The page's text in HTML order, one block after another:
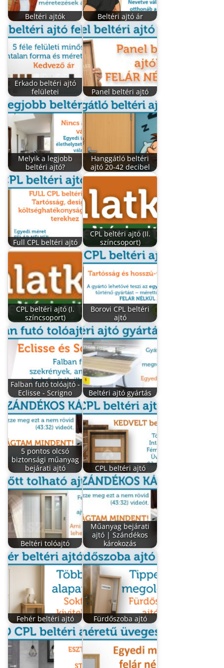
Beltéri ajtók Beltéri ajtó ár
Erkado beltéri ajtó
felületei
Panel beltéri ajtó
Melyik a legjobb
beltéri ajtó?
Hanggátló beltéri
ajtó 20-42 decibel
Full CPL beltéri ajtó
CPL beltéri ajtó (II.
színcsoport)
CPL beltéri ajtó (I.
színcsoport)
Borovi CPL beltéri
ajtó
Falban futó tolóajtó -
Eclisse - Scrigno
Beltéri ajtó gyártás
5 pontos olcsó
biztonsági műanyag
bejárati ajtó
CPL beltéri ajtó
Beltéri tolóajtó
Műanyag bejárati
ajtó | Szándékos
károkozás
Fehér beltéri ajtó Fürdőszoba ajtó